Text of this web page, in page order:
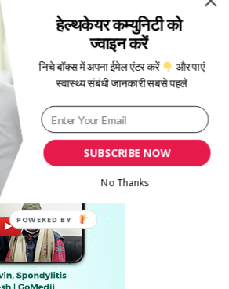
SUBSCRIBE NOW
हेल्थकेयर कम्युनिटी को
ज्वाइन करें
निचे बॉक्स में अपना ईमेल एंटर करें और पाएं
स्वास्थ्य संबंधी जानकारी सबसे पहले
No Thanks
POWERED BY